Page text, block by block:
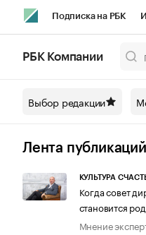
Подписка на РБК
Спецпроекты СПб
Технологии и медиа
РБК Компании
Выбор редакции
Лента публикаций
КУЛЬТУРА
Когда совет
становится
Мнение